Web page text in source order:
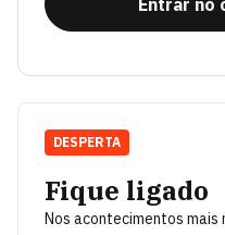
Entrar no
Fique ligado
Nos acontecimentos mais
DESPERTA